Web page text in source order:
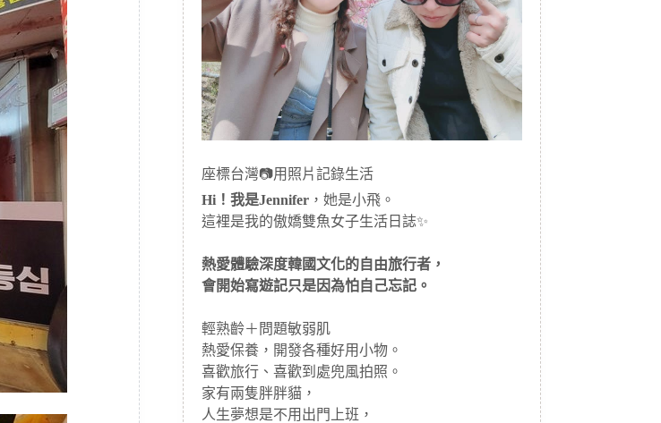
座標台灣📷用照片記錄生活
Hi！我是Jennifer ，她是小飛。
這裡是我的傲嬌雙魚女子生活日誌✨
熱愛體驗深度韓國文化的自由旅行者，
會開始寫遊記只是因為怕自己忘記。
輕熟齡＋問題敏弱肌
熱愛保養，開發各種好用小物。
喜歡旅行、喜歡到處兜風拍照。
家有兩隻胖胖貓，
人生夢想是不用出門上班，